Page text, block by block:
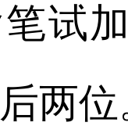
试
两位